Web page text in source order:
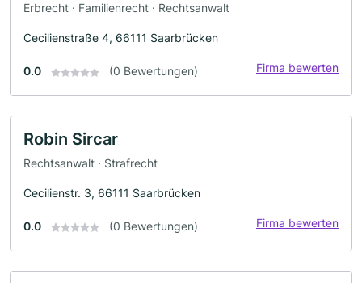
Erbrecht · Familienrecht · Rechtsanwalt
Cecilienstraße 4, 66111 Saarbrücken
0.0 (0 Bewertungen) Firma bewerten
Robin Sircar
Rechtsanwalt · Strafrecht
Cecilienstr. 3, 66111 Saarbrücken
0.0 (0 Bewertungen) Firma bewerten